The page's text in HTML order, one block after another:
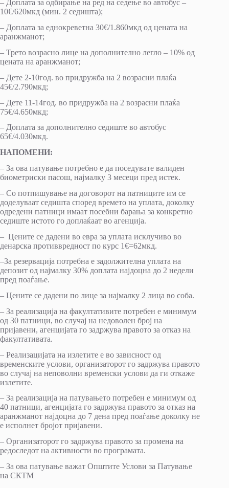
– Доплата за одбирање на ред на седење во автобус –
10€/620мкд (мин. 2 седишта);
– Доплата за еднокреветна 30€/1.860мкд од цената на
аранжманот;
– Трето возрасно лице на дополнително легло – 10% од
цената на аранжманот;
– Дете 2-10год. во придружба на 2 возрасни плаќа
45€/2.790мкд;
– Дете 11-14год. во придружба на 2 возрасни плаќа
75€/4.650мкд;
– Доплата за дополнително седиште во автобус
65€/4.030мкд.
НАПОМЕНИ:
– За ова патување потребно e да поседувате валиден
биометриски пасош, најмалку 3 месеци пред истек.
– Со потпишување на договорот на патниците им се
доделуваат седишта според времето на уплата, доколку
одредени патници имаат посебни барања за конкретно
седиште истото го доплаќаат во агенција.
– Цените се дадени во евра за уплата исклучиво во
денарска противвредност по курс 1€=62мкд.
–За резервација потребна е задолжителна уплата на
депозит од најмалку 30% доплата најдоцна до 2 недели
пред поаѓање.
– Цените се дадени по лице за најмалку 2 лица во соба.
– За реализација на факултативите потребен е минимум
од 30 патници, во случај на недоволен број на
пријавени, агенцијата го задржува правото за отказ на
факултативата.
– Реализацијата на излетите е во зависност од
временските услови, организаторот го задржува правото
во случај на неповолни временски услови да ги откаже
излетите.
– За реализација на патувањето потребен е минимум од
40 патници, агенцијата го задржува правото за отказ на
аранжманот најдоцна до 7 дена пред поаѓање доколку не
е исполнет бројот пријавени.
– Организаторот го задржува правото за промена на
редоследот на активности во програмата.
– За ова патување важат Општите Услови за Патување
на СКТМ